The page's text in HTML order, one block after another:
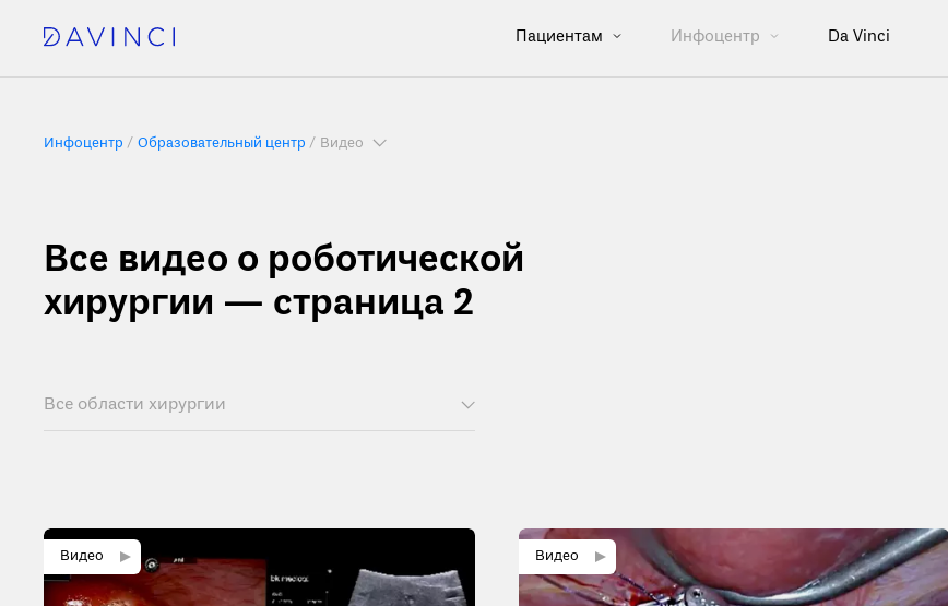
Пациентам Инфоцентр Da Vinci
Инфоцентр Образовательный центр Видео
Все видео о роботической
хирургии — страница 2
Все области хирургии